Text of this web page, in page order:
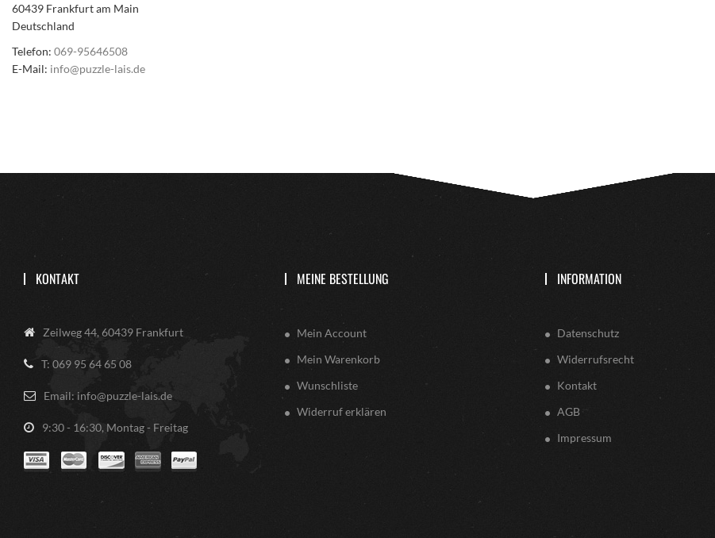
60439 Frankfurt am Main
Deutschland
Telefon: 069-95646508
E-Mail: info@puzzle-lais.de
KONTAKT
Zeilweg 44, 60439 Frankfurt
T: 069 95 64 65 08
Email: info@puzzle-lais.de
9:30 - 16:30, Montag - Freitag
MEINE BESTELLUNG
Mein Account
Mein Warenkorb
Wunschliste
Widerruf erklären
INFORMATION
Datenschutz
Widerrufsrecht
Kontakt
AGB
Impressum